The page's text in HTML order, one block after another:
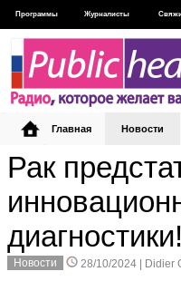
Рак
диагностики!
Новости 28/10/2024 | Didier
Программы Журналисты
Главная Новости